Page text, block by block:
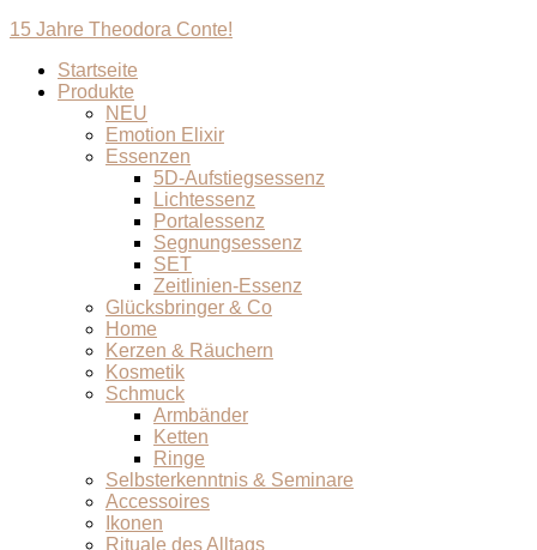
15 Jahre Theodora Conte!
Startseite
Produkte
NEU
Emotion Elixir
Essenzen
5D-Aufstiegsessenz
Lichtessenz
Portalessenz
Segnungsessenz
SET
Zeitlinien-Essenz
Glücksbringer & Co
Home
Kerzen & Räuchern
Kosmetik
Schmuck
Armbänder
Ketten
Ringe
Selbsterkenntnis & Seminare
Accessoires
Ikonen
Rituale des Alltags